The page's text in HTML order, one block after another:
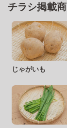
チラシ掲載
じゃがいも